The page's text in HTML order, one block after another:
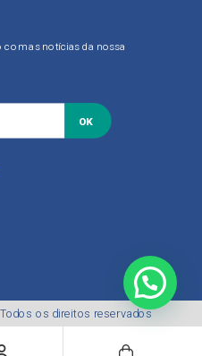
as notícias da nossa
OK
os direitos reservados